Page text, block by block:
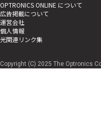
OPTRONICS ONLINE について
広告掲載について
運営会社
個人情報
光関連リンク集
Copyright (C) 2025 The Optronics